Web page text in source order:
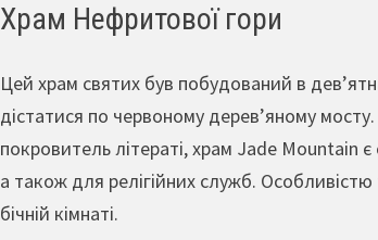
Храм Нефритової гори
Цей храм святих був побудований в
дістатися по червоному дерев’яному
покровитель літераті, храм Jade Mountain є
а також для релігійних служб.
бічній кімнаті.